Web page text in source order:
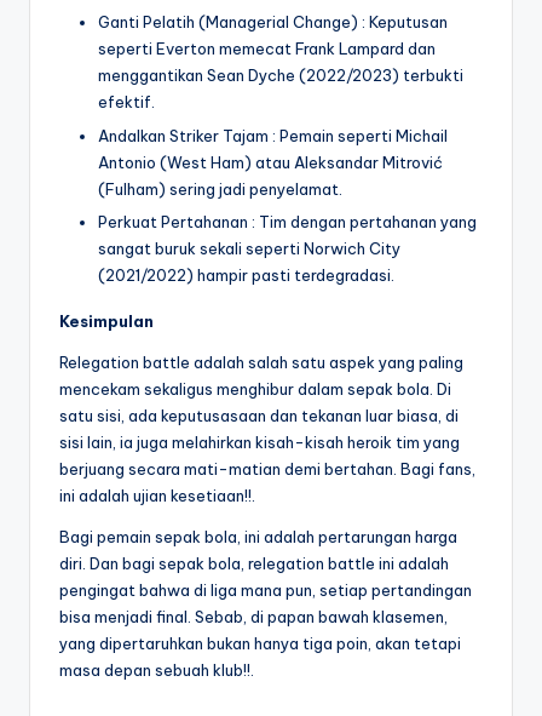
Ganti Pelatih (Managerial Change) : Keputusan
seperti Everton memecat Frank Lampard dan
menggantikan Sean Dyche (2022/2023) terbukti
efektif.
Andalkan Striker Tajam : Pemain seperti Michail
Antonio (West Ham) atau Aleksandar Mitrović
(Fulham) sering jadi penyelamat.
Perkuat Pertahanan : Tim dengan pertahanan yang
sangat buruk sekali seperti Norwich City
(2021/2022) hampir pasti terdegradasi.
Kesimpulan
Relegation battle adalah salah satu aspek yang paling
mencekam sekaligus menghibur dalam sepak bola. Di
satu sisi, ada keputusasaan dan tekanan luar biasa, di
sisi lain, ia juga melahirkan kisah-kisah heroik tim yang
berjuang secara mati-matian demi bertahan. Bagi fans,
ini adalah ujian kesetiaan!!.
Bagi pemain sepak bola, ini adalah pertarungan harga
diri. Dan bagi sepak bola, relegation battle ini adalah
pengingat bahwa di liga mana pun, setiap pertandingan
bisa menjadi final. Sebab, di papan bawah klasemen,
yang dipertaruhkan bukan hanya tiga poin, akan tetapi
masa depan sebuah klub!!.